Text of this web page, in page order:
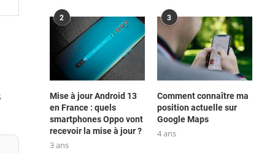
2
Mise à jour Android 13
en France : quels
smartphones Oppo vont
recevoir la mise à jour ?
3 ans
3
Comment connaître ma
position actuelle sur
Google Maps
4 ans